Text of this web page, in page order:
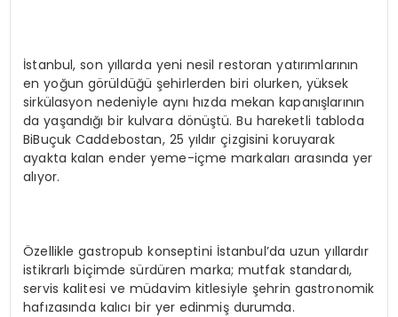
İstanbul, son yıllarda yeni nesil restoran yatırımlarının
en yoğun görüldüğü şehirlerden biri olurken, yüksek
sirkülasyon nedeniyle aynı hızda mekan kapanışlarının
da yaşandığı bir kulvara dönüştü. Bu hareketli tabloda
BiBuçuk Caddebostan, 25 yıldır çizgisini koruyarak
ayakta kalan ender yeme-içme markaları arasında yer
alıyor.
Özellikle gastropub konseptini İstanbul’da uzun yıllardır
istikrarlı biçimde sürdüren marka; mutfak standardı,
servis kalitesi ve müdavim kitlesiyle şehrin gastronomik
hafızasında kalıcı bir yer edinmiş durumda.